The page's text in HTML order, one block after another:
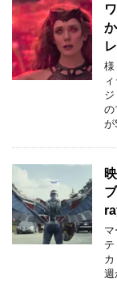
様
ジ
の
が
マ
テ
カ
週